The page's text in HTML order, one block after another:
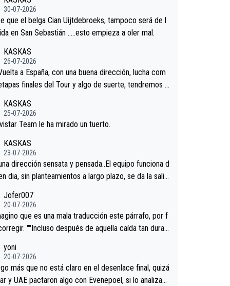
única buena noticia es la mejoría de Enric
San Sebastian.Si en la Vuelta a Burgos sigue la mej
tener alguna sorpresa en la Vuelta.Ojalá.
30-07-2026
que el belga Cian Uijtdebroeks, tampoco será de l
en San Sebastián …..esto empieza a oler mal.
KASKAS
26-07-2026
a España, con una buena dirección, lucha com
finales del Tour y algo de suerte, tendremos u
KASKAS
25-07-2026
Team le ha mirado un tuerto.
KASKAS
23-07-2026
dirección sensata y pensada..El equipo funciona d
dia, sin planteamientos a largo plazo, se da la salid
Minguez, Velez etc etc.Me da pena vivir estos
tan tristes sin victorias.
Jofer007
20-07-2026
que es una mala traducción este párrafo, por f
""Incluso después de aquella caída tan dura,
permaneció pegado a su rueda. Parecía increí
en la que era capaz de controlar el miedo", re
yoni
20-07-2026
más que no está claro en el desenlace final, quizá
y UAE pactaron algo con Evenepoel, si lo analizam